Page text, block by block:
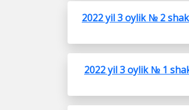
2022 yil 3 oylik № 2
2022 yil 3 oylik № 1